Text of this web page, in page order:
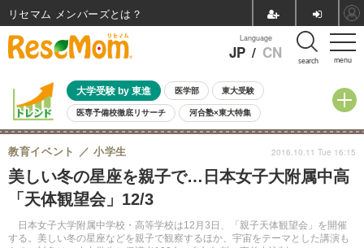
menu
Language
JP / CN search
大学受験 by 東進 医学部 東大受験
医専予備校徹底リサーチ 河合塾×東大特集
親子で考える大学選び 高校受験 中学受験 小学校受験
共通テスト 夏休み
8月開催イベント・WS 全国公立高校 過去問 人気記事
自由研究教材（小学生向け） 自由研究教材（中学生向け）
美しい冬の星座を親子で…日本女子大附属中高
「天体観望会」12/3
日本女子大学附属中学校・高等学校は12月3日、「親子天体観望会」を開催
する。美しい冬の星座などを親子で観察するほか、宇宙をテーマとした講演も
教育イベント 小学生 2016.10.11 Tue 16:15
リセマム メンバーズ